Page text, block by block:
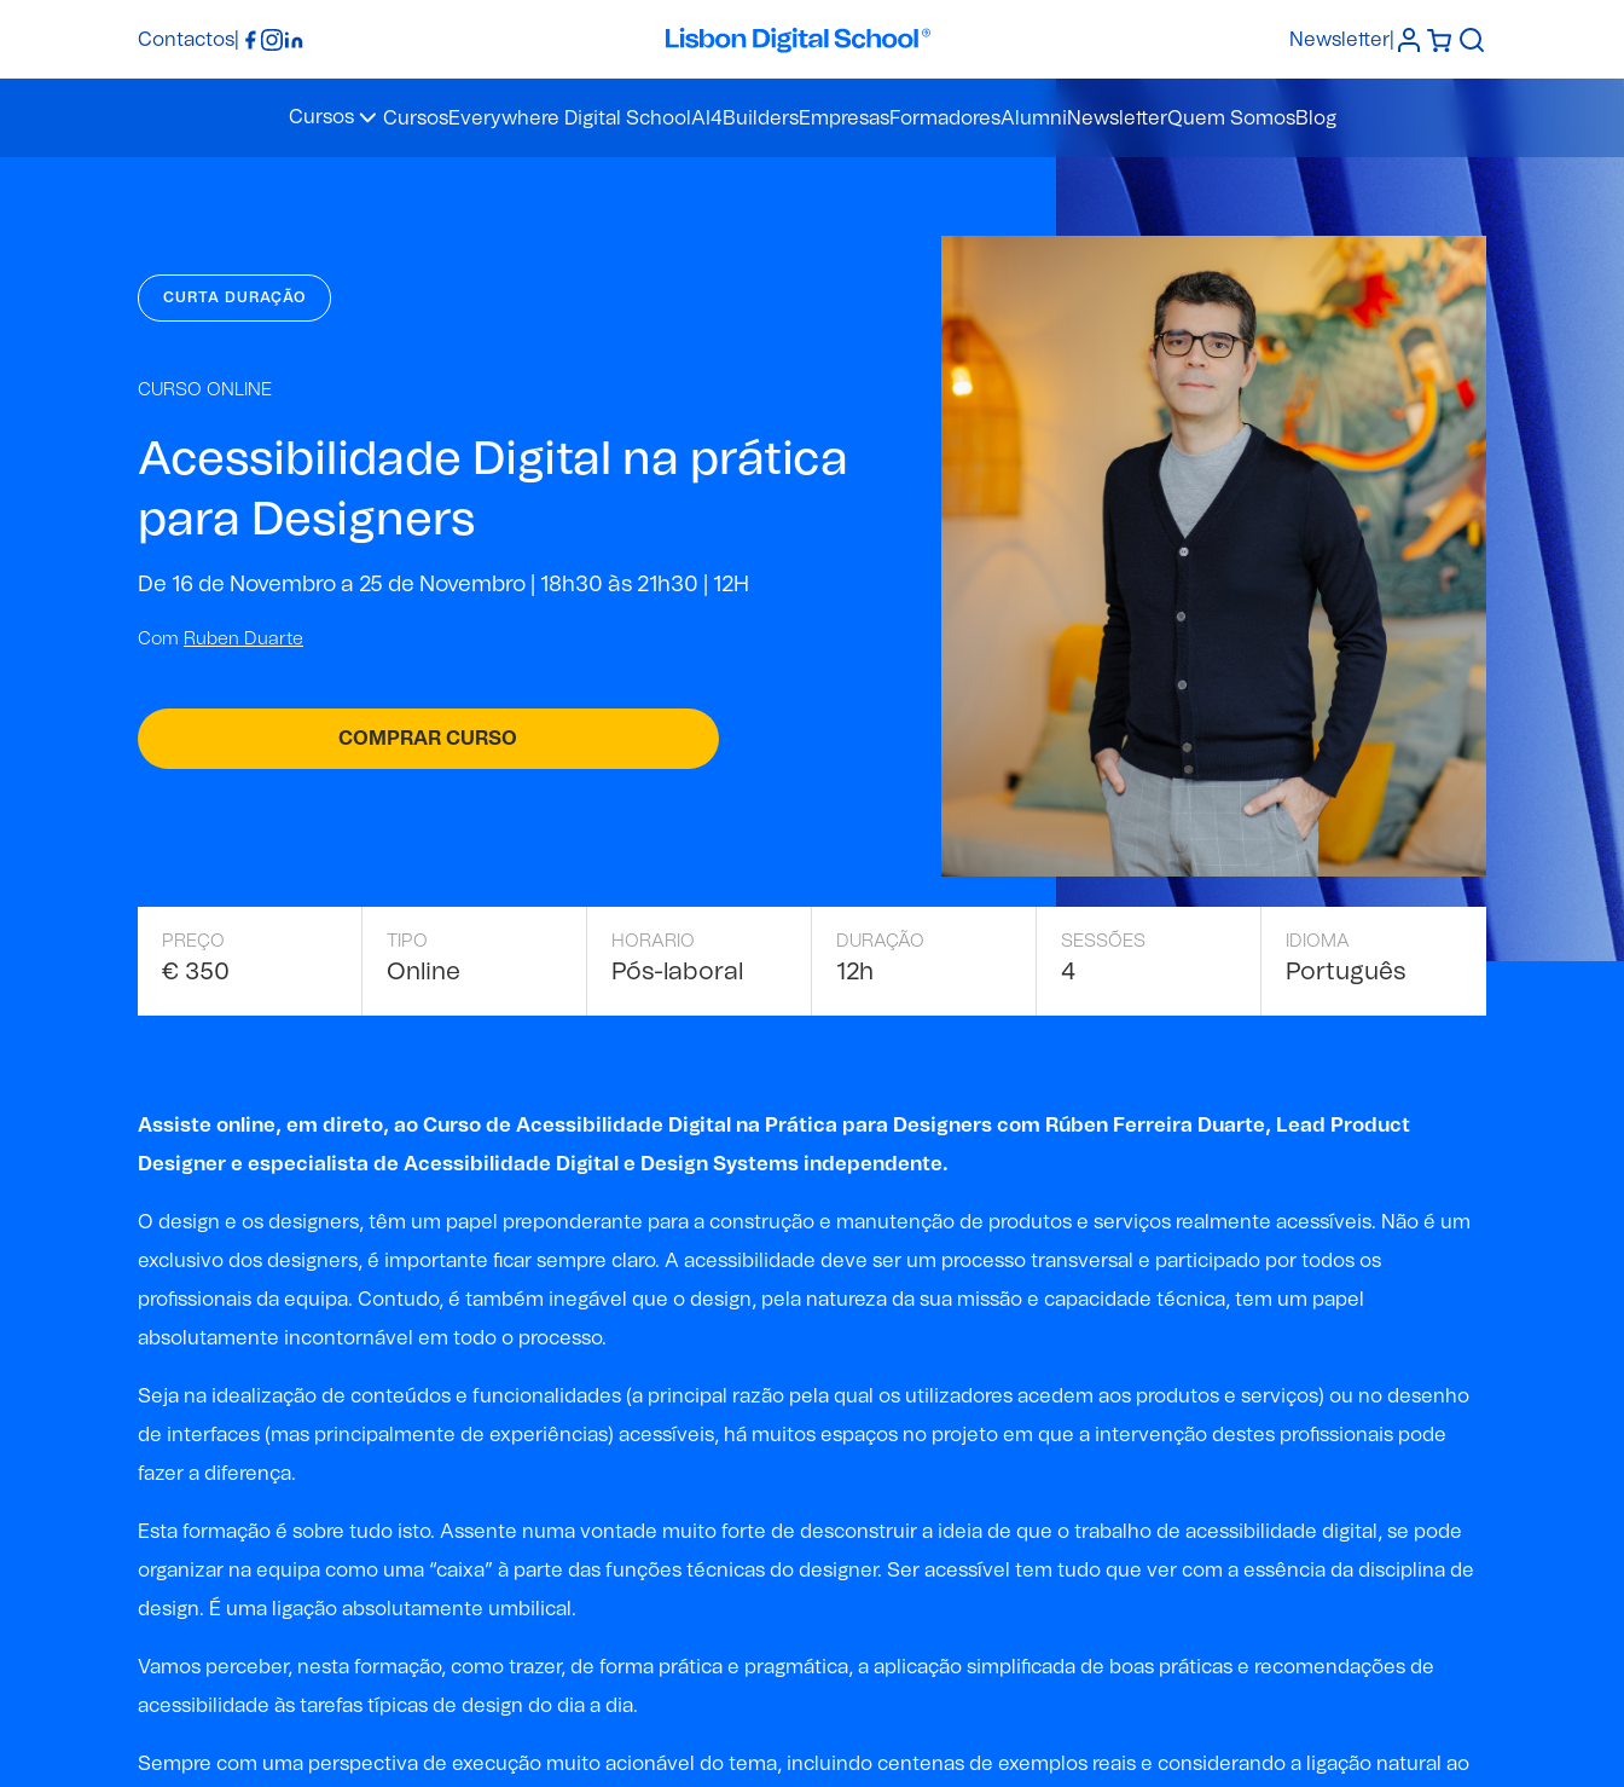
Contactos Newsletter
Cursos CursosEverywhere Digital School AI4BuildersEmpresasFormadoresAlumniNewsletterQuem SomosBlog
CURTA DURAÇÃO
CURSO ONLINE
Acessibilidade Digital na prática
para Designers
De 16 de Novembro a 25 de Novembro | 18h30 às 21h30 | 12H
Com Ruben Duarte
COMPRAR CURSO
PREÇO
€ 350
TIPO
Online
HORARIO
Pós-laboral
DURAÇÃO
12h
SESSÕES
4
IDIOMA
Português
Assiste online, em direto, ao Curso de Acessibilidade Digital na Prática para Designers com Rúben Ferreira Duarte, Lead Product
Designer e especialista de Acessibilidade Digital e Design Systems independente.
O design e os designers, têm um papel preponderante para a construção e manutenção de produtos e serviços realmente acessíveis. Não é um
exclusivo dos designers, é importante ficar sempre claro. A acessibilidade deve ser um processo transversal e participado por todos os
profissionais da equipa. Contudo, é também inegável que o design, pela natureza da sua missão e capacidade técnica, tem um papel
absolutamente incontornável em todo o processo.
Seja na idealização de conteúdos e funcionalidades (a principal razão pela qual os utilizadores acedem aos produtos e serviços) ou no desenho
de interfaces (mas principalmente de experiências) acessíveis, há muitos espaços no projeto em que a intervenção destes profissionais pode
fazer a diferença.
Esta formação é sobre tudo isto. Assente numa vontade muito forte de desconstruir a ideia de que o trabalho de acessibilidade digital, se pode
organizar na equipa como uma “caixa” à parte das funções técnicas do designer. Ser acessível tem tudo que ver com a essência da disciplina de
design. É uma ligação absolutamente umbilical.
Vamos perceber, nesta formação, como trazer, de forma prática e pragmática, a aplicação simplificada de boas práticas e recomendações de
acessibilidade às tarefas típicas de design do dia a dia.
Sempre com uma perspectiva de execução muito acionável do tema, incluindo centenas de exemplos reais e considerando a ligação natural ao